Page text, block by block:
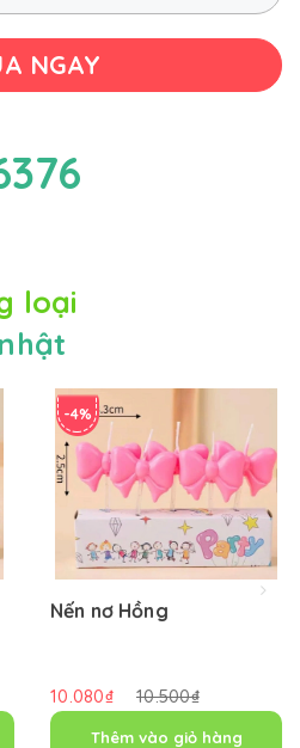
NGAY
loại
-4%
Nến nơ Hồng
10.080₫ 10.500₫
Thêm vào giỏ hàng